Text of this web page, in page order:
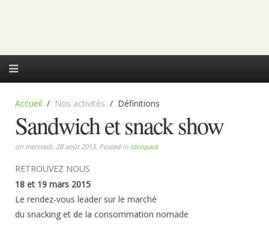
Accueil Nos activités Définitions
Sandwich et snack show
on mercredi, 28 août 2013. Posted in Ideopack
RETROUVEZ NOUS
18 et 19 mars 2015
Le rendez-vous leader sur le marché
du snacking et de la consommation nomade